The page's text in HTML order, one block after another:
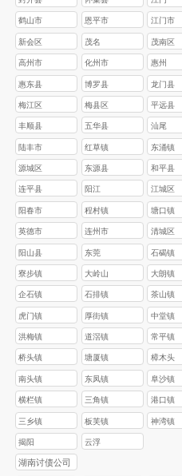
鹤山市 恩平市 江门市
新会区 茂名 茂南区
高州市 化州市 惠州
惠东县 博罗县 龙门县
梅江区 梅县区 平远县
丰顺县 五华县 汕尾
陆丰市 红草镇 东涌镇
源城区 东源县 和平县
连平县 阳江 江城区
阳春市 程村镇 塘口镇
英德市 连州市 清城区
阳山县 东莞 石碣镇
寮步镇 大岭山 大朗镇
企石镇 石排镇 茶山镇
虎门镇 厚街镇 中堂镇
洪梅镇 道滘镇 常平镇
桥头镇 塘厦镇 樟木头
南头镇 东凤镇 阜沙镇
横栏镇 三角镇 港口镇
三乡镇 板芙镇 神湾镇
揭阳 云浮
湖南讨债公司